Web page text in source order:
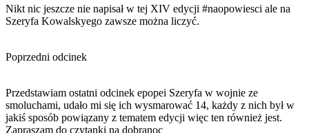
Nikt nic jeszcze nie napisał w tej XIV edycji #naopowiesci ale na
Szeryfa Kowalskyego zawsze można liczyć.
Poprzedni odcinek
Przedstawiam ostatni odcinek epopei Szeryfa w wojnie ze
smoluchami, udało mi się ich wysmarować 14, każdy z nich był w
jakiś sposób powiązany z tematem edycji więc ten również jest.
Zapraszam do czytanki na dobranoc